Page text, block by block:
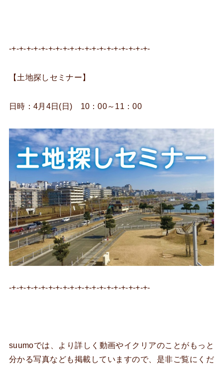
-+-+-+-+-+-+-+-+-+-+-+-+-+-+-+-+-+-+-+-
【土地探しセミナー】
日時：4月4日(日) 10：00～11：00
-+-+-+-+-+-+-+-+-+-+-+-+-+-+-+-+-+-+-+-
suumoでは、より詳しく動画やイクリアのことがもっと
分かる写真なども掲載していますので、是非ご覧にくだ